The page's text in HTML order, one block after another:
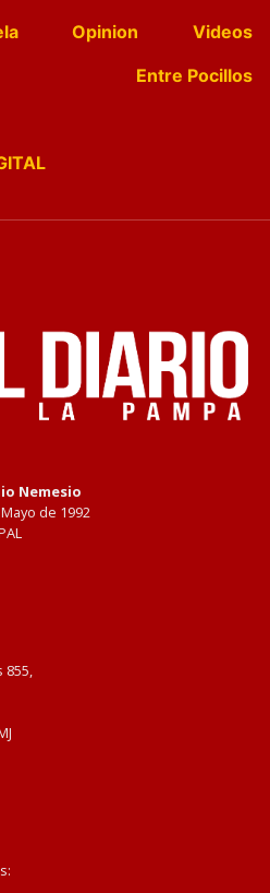
Opinion
Videos
Entre Pocillos
Nemesio
de 1992
855,